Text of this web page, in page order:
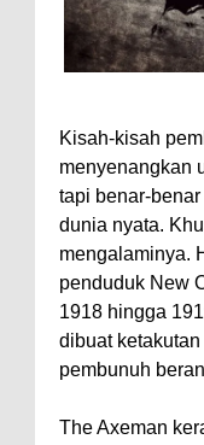
Kisah-kisah
menyenangkan
tapi benar-
dunia nyata.
mengalaminya.
penduduk New
1918 hingga
dibuat
pembunuh
The Axeman